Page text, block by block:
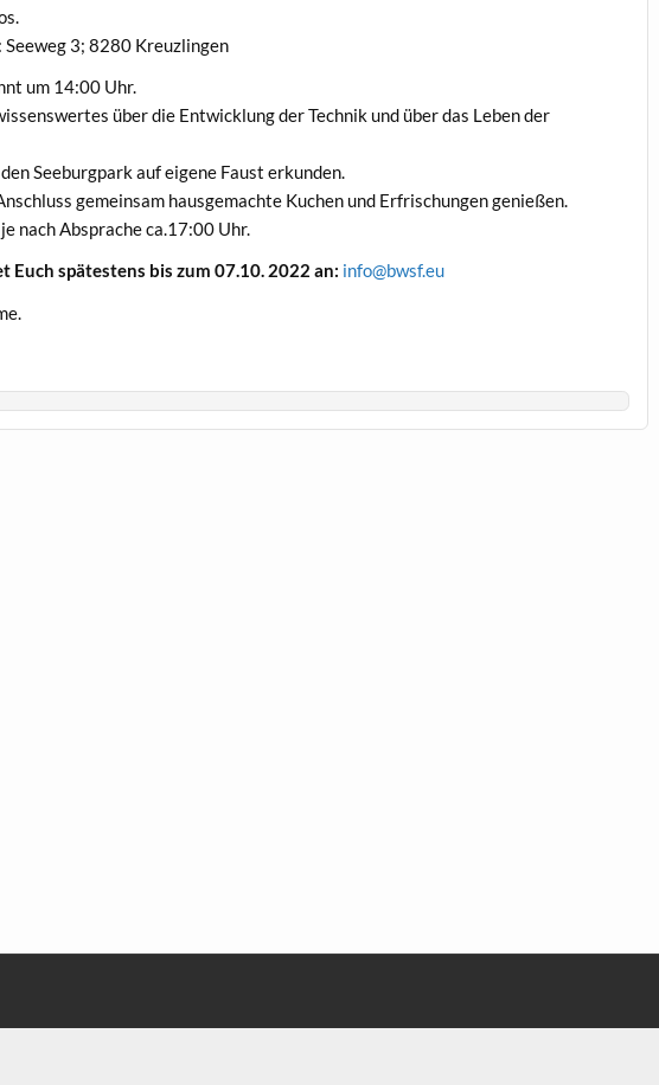
3; 8280 Kreuzlingen
um 14:00 Uhr.
über die Entwicklung der Technik und über das Leben der
Seeburgpark auf eigene Faust erkunden.
gemeinsam hausgemachte Kuchen und Erfrischungen genießen.
nach Absprache ca.17:00 Uhr.
Euch spätestens bis zum 07.10. 2022 an: info@bwsf.eu